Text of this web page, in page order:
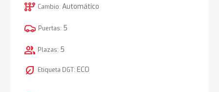
auto_transmission Cambio: Automático
Puertas: 5
group Plazas: 5
nest_eco_leaf Etiqueta DGT: ECO